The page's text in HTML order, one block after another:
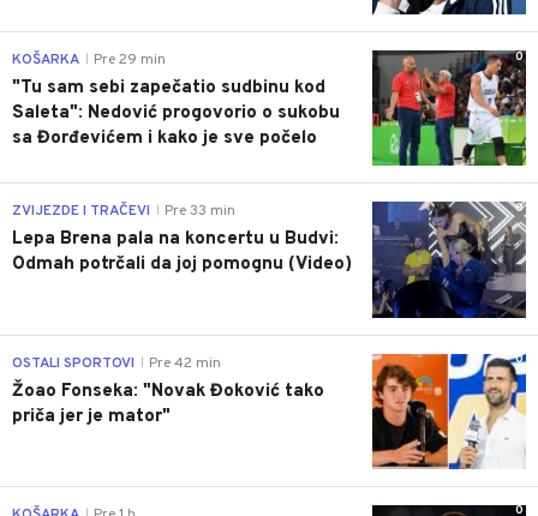
0
KOŠARKA Pre 29 min
"Tu sam sebi zapečatio sudbinu kod
Saleta": Nedović progovorio o sukobu
sa Đorđevićem i kako je sve počelo
0
ZVIJEZDE I TRAČEVI Pre 33 min
Lepa Brena pala na koncertu u Budvi:
Odmah potrčali da joj pomognu (Video)
0
OSTALI SPORTOVI Pre 42 min
Žoao Fonseka: "Novak Đoković tako
priča jer je mator"
0